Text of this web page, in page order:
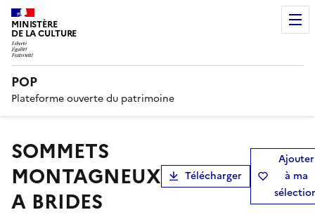
MINISTÈRE
DE LA CULTURE
POP
Plateforme ouverte du patrimoine
SOMMETS
MONTAGNEUX
A BRIDES
Télécharger
Ajouter
à ma